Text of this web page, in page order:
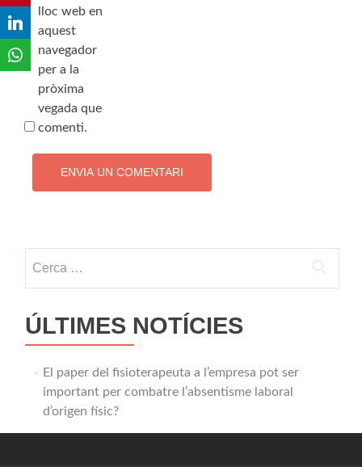
lloc web en
aquest
navegador
per a la
pròxima
vegada que
comenti.
ÚLTIMES NOTÍCIES
El paper del fisioterapeuta a l’empresa pot ser
important per combatre l’absentisme laboral
d’origen físic?